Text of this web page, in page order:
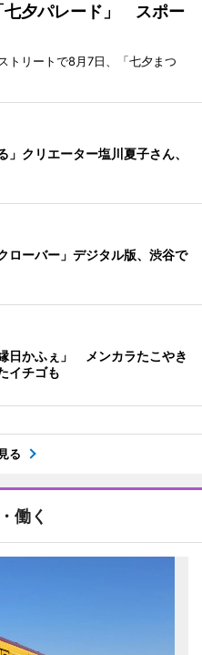
七夕パレード」 スポー
トリートで8月7日、「七夕まつ
」クリエーター塩川夏子さん、
ローバー」デジタル版、渋谷で
日かふぇ」 メンカラたこやき
イチゴも
る
働く